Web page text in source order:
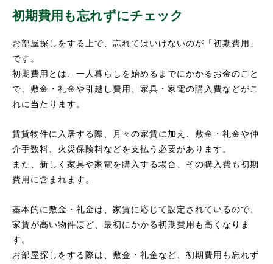
初期費用も忘れずにチェック
お部屋探しをする上で、忘れてはいけないのが「初期費用」
です。
初期費用とは、一人暮らしを始めるまでにかかるお金のこと
で、敷金・礼金や引越し費用、家具・家電の購入費などがこ
れに当たります。
賃貸物件に入居する際、月々の家賃に加え、敷金・礼金や仲
介手数料、火災保険料などを支払う必要があります。
また、新しく家具や家電を購入する場合、その購入費も初期
費用に含まれます。
基本的に敷金・礼金は、家賃に応じて設定されているので、
家賃が高い物件ほど、最初にかかる初期費用も高くなりま
す。
お部屋探しをする際は、敷金・礼金など、初期費用も忘れず